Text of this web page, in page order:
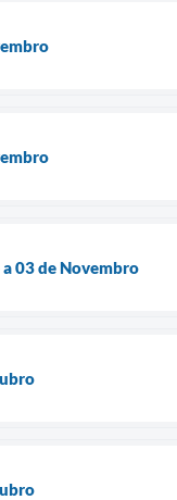
03 de Novembro